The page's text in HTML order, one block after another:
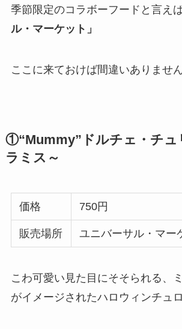
季節限定のコラボーフードと言え
ル・マーケット」
ここに来ておけば間違いありませ
①“Mummy”ドルチェ・チュ
ラミス～
価格 750円
販売場所 ユニバーサル・マー
こわ可愛い見た目にそそられる、
がイメージされたハロウィンチュ